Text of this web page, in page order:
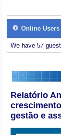
Online Users
We have 57
Relatório
gestão e